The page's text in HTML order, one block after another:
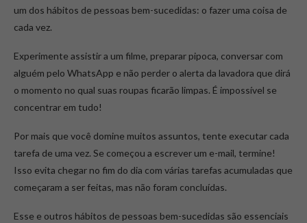
um dos hábitos de pessoas bem-sucedidas: o fazer uma coisa de
cada vez.
Experimente assistir a um filme, preparar pipoca, conversar com
alguém pelo WhatsApp e não perder o alerta da lavadora que dirá
o momento no qual suas roupas ficarão limpas. É impossível se
concentrar em tudo!
Por mais que você domine muitos assuntos, tente executar cada
tarefa de uma vez. Se começou a escrever um e-mail, termine!
Isso evita chegar no fim do dia com várias tarefas acumuladas que
começaram a ser feitas, mas não foram concluídas.
Esse e outros hábitos de pessoas bem-sucedidas são essenciais